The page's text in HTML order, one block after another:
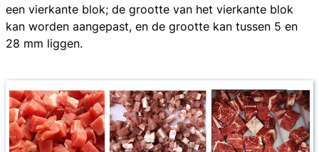
een vierkante blok; de grootte van het vierkante blok
kan worden aangepast, en de grootte kan tussen 5 en
28 mm liggen.